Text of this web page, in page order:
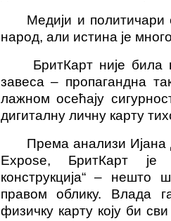
Медији и политичари
народ, али истина је
БритКарт није
завеса – пропагандна
лажном осећају
дигиталну личну карту
Према анализи Ијана
Expose, БритКарт је
конструкција“ – нешто
правом облику. Влада
физичку карту коју би